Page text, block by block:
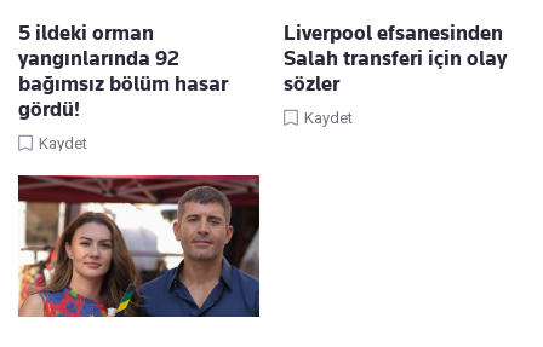
5 ildeki orman
yangınlarında 92
bağımsız bölüm hasar
gördü!
Kaydet
Liverpool efsanesinden
Salah transferi için olay
sözler
Kaydet